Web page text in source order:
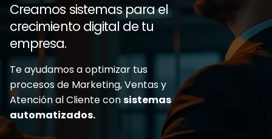
Creamos sistemas para el
crecimiento digital de tu
empresa.
Te ayudamos a optimizar tus
procesos de Marketing, Ventas y
Atención al Cliente consistemas
automatizados.